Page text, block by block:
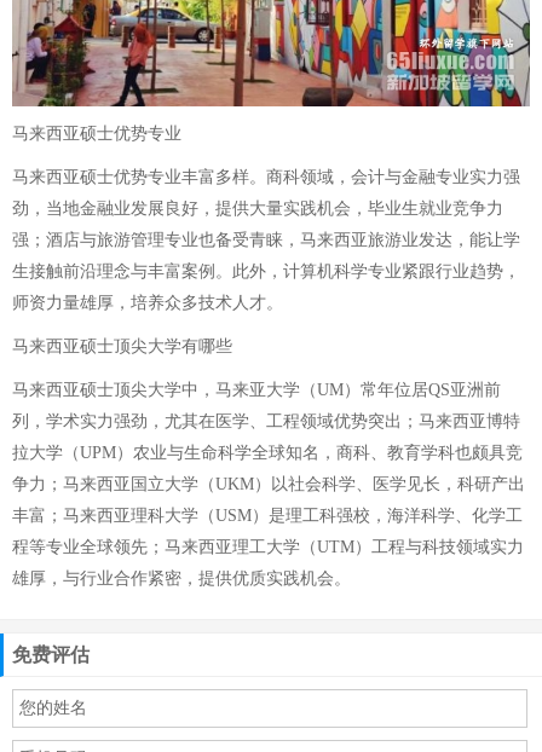
马来西亚硕士优势专业
马来西亚硕士优势专业丰富多样。商科领域，会计与金融专业实力强
劲，当地金融业发展良好，提供大量实践机会，毕业生就业竞争力
强；酒店与旅游管理专业也备受青睐，马来西亚旅游业发达，能让学
生接触前沿理念与丰富案例。此外，计算机科学专业紧跟行业趋势，
师资力量雄厚，培养众多技术人才。
马来西亚硕士顶尖大学有哪些
马来西亚硕士顶尖大学中，马来亚大学（UM）常年位居QS亚洲前
列，学术实力强劲，尤其在医学、工程领域优势突出；马来西亚博特
拉大学（UPM）农业与生命科学全球知名，商科、教育学科也颇具竞
争力；马来西亚国立大学（UKM）以社会科学、医学见长，科研产出
丰富；马来西亚理科大学（USM）是理工科强校，海洋科学、化学工
程等专业全球领先；马来西亚理工大学（UTM）工程与科技领域实力
雄厚，与行业合作紧密，提供优质实践机会。
免费评估